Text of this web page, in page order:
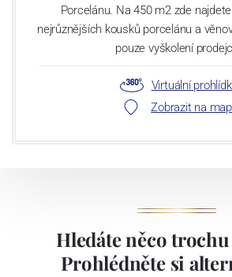
Porcelánu. Na 450 m2 zde
nejrůznějších kousků porcelánu a
pouze vyškolení
Virtuální
Zobrazit na
Hledáte něco
Prohlédněte si